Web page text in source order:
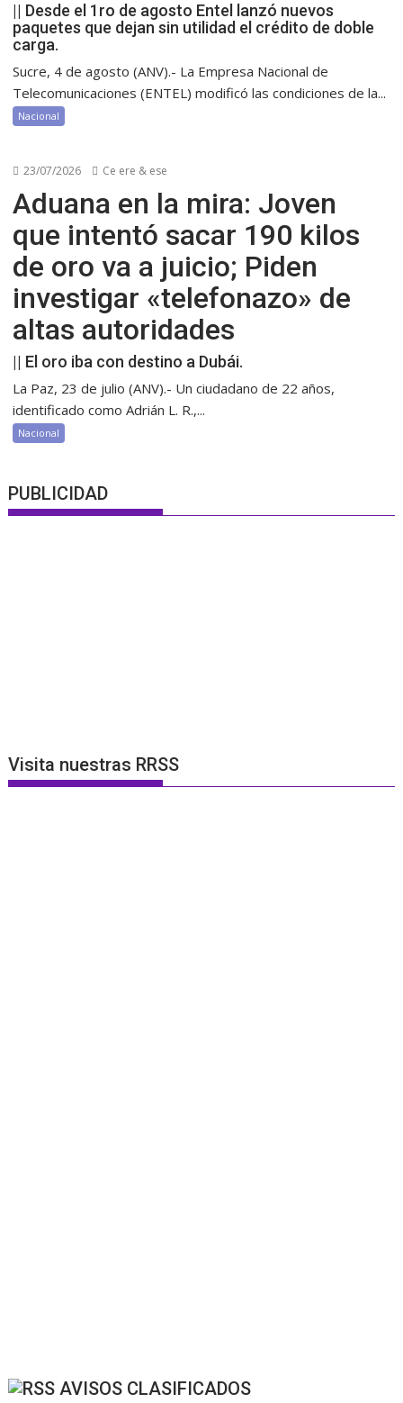
|| Desde el 1ro de agosto Entel lanzó nuevos
paquetes que dejan sin utilidad el crédito de doble
carga.
Sucre, 4 de agosto (ANV).- La Empresa Nacional de
Telecomunicaciones (ENTEL) modificó las condiciones de la...
Nacional
23/07/2026 Ce ere & ese
Aduana en la mira: Joven
que intentó sacar 190 kilos
de oro va a juicio; Piden
investigar «telefonazo» de
altas autoridades
|| El oro iba con destino a Dubái.
La Paz, 23 de julio (ANV).- Un ciudadano de 22 años,
identificado como Adrián L. R.,...
Nacional
PUBLICIDAD
Visita nuestras RRSS
AVISOS CLASIFICADOS